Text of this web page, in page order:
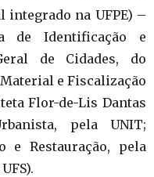
na UFPE) –
de Identificação e
de Cidades, do
e Fiscalização
Flor-de-Lis Dantas
pela UNIT;
e Restauração, pela